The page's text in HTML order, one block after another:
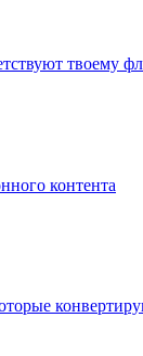
твоему
контента